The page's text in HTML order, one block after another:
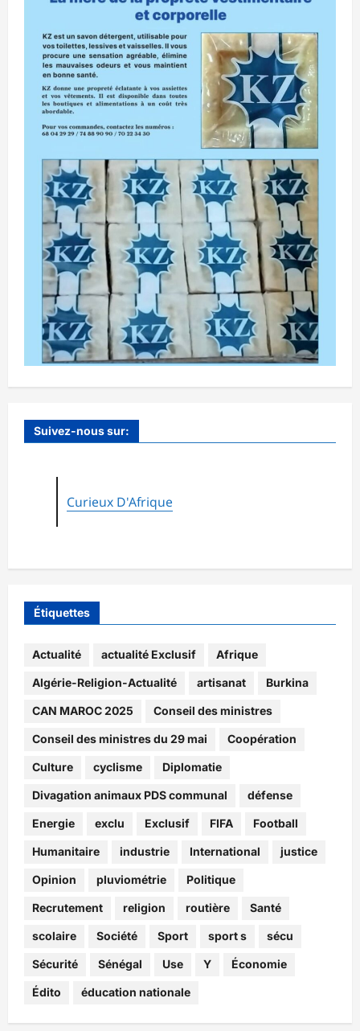
Suivez-nous sur:
Curieux D'Afrique
Étiquettes
Actualité actualité Exclusif Afrique
Algérie-Religion-Actualité artisanat Burkina
CAN MAROC 2025 Conseil des ministres
Conseil des ministres du 29 mai Coopération
Culture cyclisme Diplomatie
Divagation animaux PDS communal défense
Energie exclu Exclusif FIFA Football
Humanitaire industrie International justice
Opinion pluviométrie Politique
Recrutement religion routière Santé
scolaire Société Sport sport s sécu
Sécurité Sénégal Use Y Économie
Édito éducation nationale